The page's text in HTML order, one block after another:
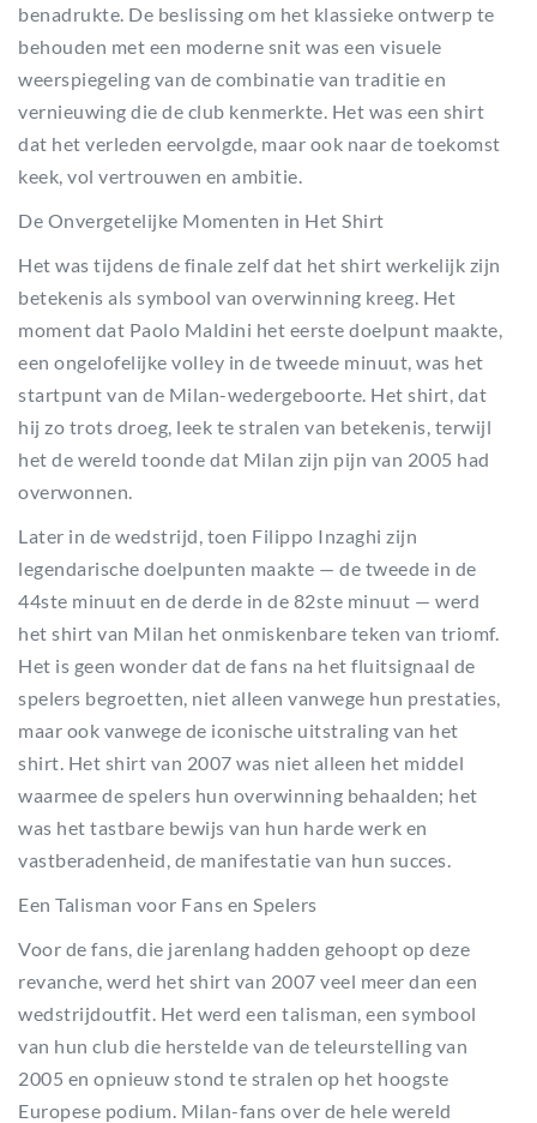
benadrukte. De beslissing om het klassieke ontwerp te
behouden met een moderne snit was een visuele
weerspiegeling van de combinatie van traditie en
vernieuwing die de club kenmerkte. Het was een shirt
dat het verleden eervolgde, maar ook naar de toekomst
keek, vol vertrouwen en ambitie.
De Onvergetelijke Momenten in Het Shirt
Het was tijdens de finale zelf dat het shirt werkelijk zijn
betekenis als symbool van overwinning kreeg. Het
moment dat Paolo Maldini het eerste doelpunt maakte,
een ongelofelijke volley in de tweede minuut, was het
startpunt van de Milan-wedergeboorte. Het shirt, dat
hij zo trots droeg, leek te stralen van betekenis, terwijl
het de wereld toonde dat Milan zijn pijn van 2005 had
overwonnen.
Later in de wedstrijd, toen Filippo Inzaghi zijn
legendarische doelpunten maakte — de tweede in de
44ste minuut en de derde in de 82ste minuut — werd
het shirt van Milan het onmiskenbare teken van triomf.
Het is geen wonder dat de fans na het fluitsignaal de
spelers begroetten, niet alleen vanwege hun prestaties,
maar ook vanwege de iconische uitstraling van het
shirt. Het shirt van 2007 was niet alleen het middel
waarmee de spelers hun overwinning behaalden; het
was het tastbare bewijs van hun harde werk en
vastberadenheid, de manifestatie van hun succes.
Een Talisman voor Fans en Spelers
Voor de fans, die jarenlang hadden gehoopt op deze
revanche, werd het shirt van 2007 veel meer dan een
wedstrijdoutfit. Het werd een talisman, een symbool
van hun club die herstelde van de teleurstelling van
2005 en opnieuw stond te stralen op het hoogste
Europese podium. Milan-fans over de hele wereld